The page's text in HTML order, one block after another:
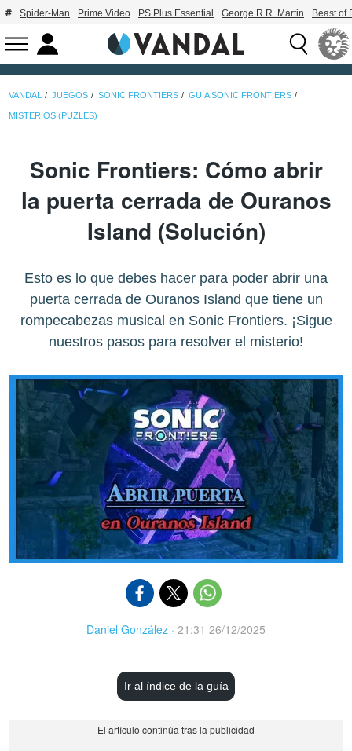
Spider-Man Prime Video PS Plus Essential George R.R. Martin Beast of
VANDAL JUEGOS SONIC FRONTIERS GUÍA SONIC FRONTIERS
MISTERIOS (PUZLES)
Sonic Frontiers: Cómo abrir
la puerta cerrada de Ouranos
Island (Solución)
Esto es lo que debes hacer para poder abrir una
puerta cerrada de Ouranos Island que tiene un
rompecabezas musical en Sonic Frontiers. ¡Sigue
nuestros pasos para resolver el misterio!
Daniel González · 21:31 26/12/2025
Ir al índice de la guía